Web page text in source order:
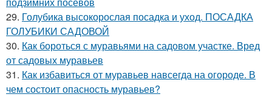
29. Голубика высокорослая посадка и уход. ПОСАДКА
ГОЛУБИКИ САДОВОЙ
30. Как бороться с муравьями на садовом участке. Вред
от садовых муравьев
31. Как избавиться от муравьев навсегда на огороде. В
чем состоит опасность муравьев?